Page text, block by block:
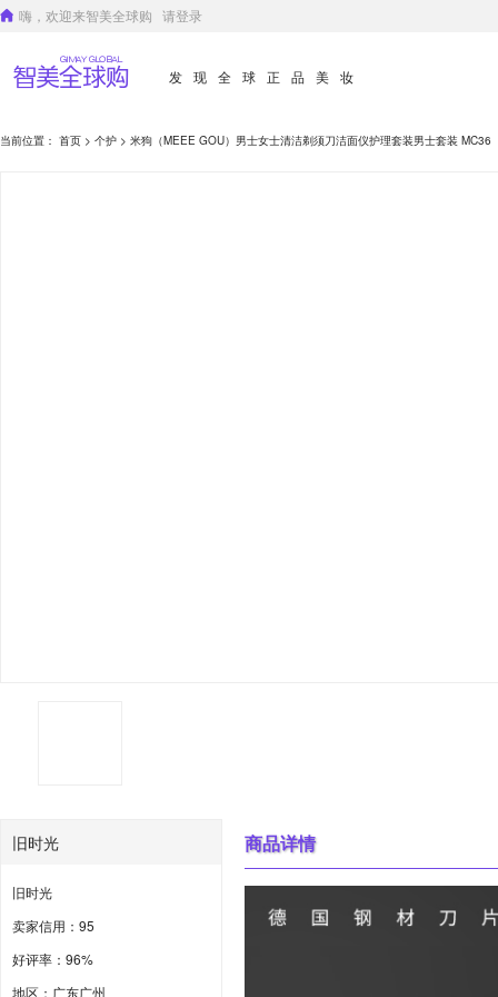
嗨，欢迎来智美全球购 请登录
发现全球正品美妆
当前位置： 首页 > 个护 > 米狗（MEEE GOU）男士女士清洁剃须刀洁面仪护理套装男士套装 MC36
旧时光
旧时光
卖家信用：95
好评率：96%
地区：广东广州
商品详情